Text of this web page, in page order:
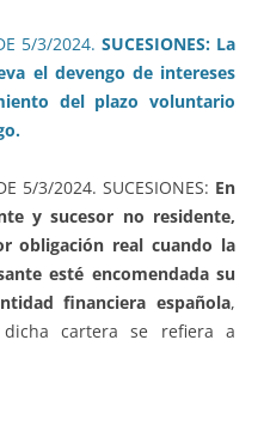
5/3/2024.SUCESIONES: La
el devengo de intereses
del plazo voluntario
5/3/2024. SUCESIONES: En
y sucesor no residente,
obligación real cuando la
esté encomendada su
financiera española,
cartera se refiera a